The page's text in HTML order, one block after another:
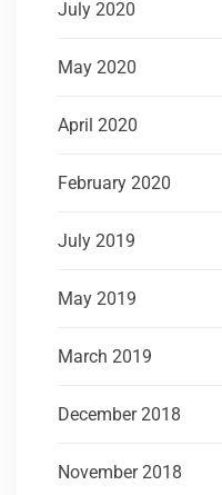
July 2020
May 2020
April 2020
February 2020
July 2019
May 2019
March 2019
December 2018
November 2018